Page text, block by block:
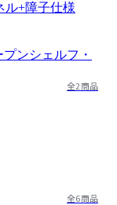
ル+障子仕様
全2商品
全6商品